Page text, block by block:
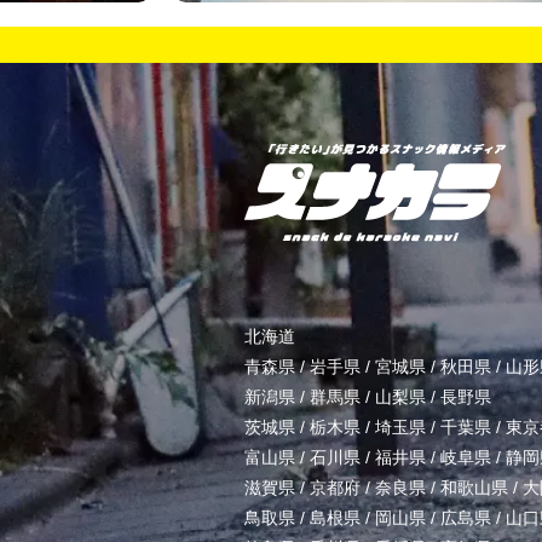
北海道
青森県/岩手県 / 宮城県 /秋田県 /山
新潟県 / 群馬県 / 山梨県/長野県
茨城県 / 栃木県 / 埼玉県/ 千葉県 /東
富山県/ 石川県 / 福井県/岐阜県/静
滋賀県/京都府/奈良県/和歌山県 /
鳥取県/島根県/岡山県/広島県/山